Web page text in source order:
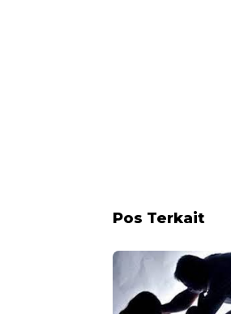
Pos Terkait